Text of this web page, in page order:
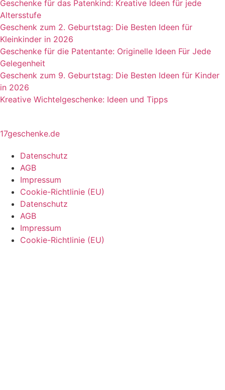
Geschenke für das Patenkind: Kreative Ideen für jede
Altersstufe
Geschenk zum 2. Geburtstag: Die Besten Ideen für
Kleinkinder in 2026
Geschenke für die Patentante: Originelle Ideen Für Jede
Gelegenheit
Geschenk zum 9. Geburtstag: Die Besten Ideen für Kinder
in 2026
Kreative Wichtelgeschenke: Ideen und Tipps
17geschenke.de
Datenschutz
AGB
Impressum
Cookie-Richtlinie (EU)
Datenschutz
AGB
Impressum
Cookie-Richtlinie (EU)